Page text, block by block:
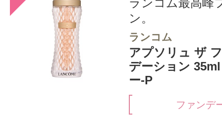
ランコム最高峰
ン。
ランコム
アプソリュ ザ
デーション
ー-P
ファンデ